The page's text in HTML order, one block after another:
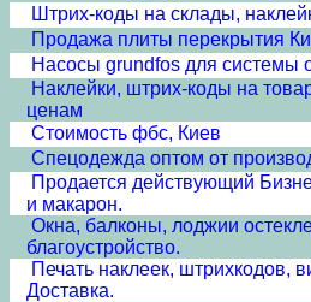
Штрих-коды на склады,
Продажа плиты перекрытия
Насосы grundfos для системы
Наклейки, штрих-коды на
ценам
Стоимость фбс, Киев
Спецодежда оптом от
Продается действующий
и макарон.
Окна, балконы, лоджии
благоустройство.
Печать наклеек, штрихкодов,
Доставка.